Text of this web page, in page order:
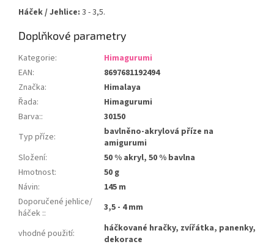
Háček / Jehlice: 3 - 3,5.
Doplňkové parametry
Kategorie:
Himagurumi
EAN:
8697681192494
Značka:
Himalaya
Řada:
Himagurumi
Barva::
30150
Typ příze:
bavlněno-akrylová příze na
amigurumi
Složení:
50 % akryl, 50 % bavlna
Hmotnost:
50 g
Návin:
145 m
Doporučené jehlice/
háček :: 3,5 - 4 mm
vhodné použití:
háčkované hračky, zvířátka, panenky,
dekorace